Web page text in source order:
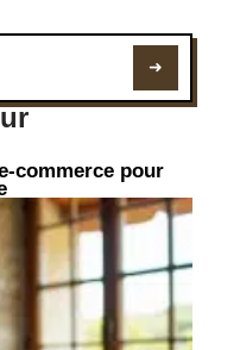
commerce pour